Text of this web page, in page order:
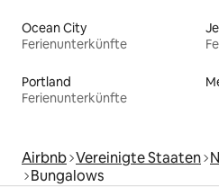
Ocean City
Ferienunterkünfte
Portland
Ferienunterkünfte
Airbnb Vereinigte Staaten
Bungalows